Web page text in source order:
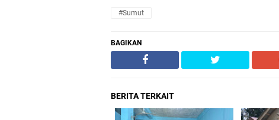
#Sumut
BAGIKAN
BERITA TERKAIT